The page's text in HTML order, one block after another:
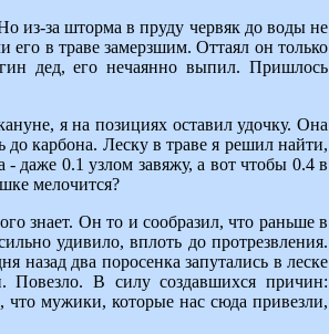
из-за шторма в пруду червяк до воды не
его в траве замерзшим. Оттаял он только
дед, его нечаянно выпил. Пришлось
я на позициях оставил удочку. Она
до карбона. Леску в траве я решил найти,
даже 0.1 узлом завяжу, а вот чтобы 0.4 в
мелочится?
знает. Он то и сообразил, что раньше в
удивило, вплоть до протрезвления.
назад два поросенка запутались в леске
Повезло. В силу создавшихся причин:
мужики, которые нас сюда привезли,